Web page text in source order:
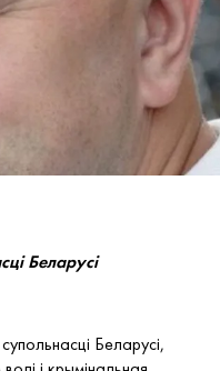
Беларусі
Беларусі,